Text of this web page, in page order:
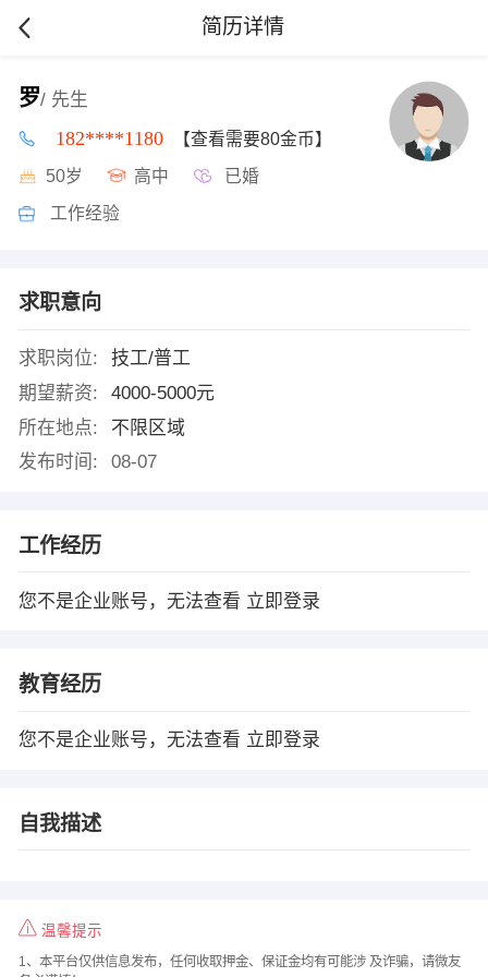
简历详情
罗/ 先生
182****1180 【查看需要80金币】
50岁 高中 已婚
工作经验
求职意向
求职岗位:
技工/普工
期望薪资:
4000-5000元
所在地点:
不限区域
发布时间:
08-07
工作经历
您不是企业账号，无法查看 立即登录
教育经历
您不是企业账号，无法查看 立即登录
自我描述
温馨提示
1、本平台仅供信息发布，任何收取押金、保证金均有可能涉 及诈骗，请微友